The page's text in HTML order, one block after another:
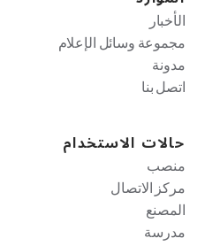
الأخبار
مجموعة وسائل الإعلام
مدونة
اتصل بنا
حالات الاستخدام
منصب
مركز الاتصال
المصنع
مدرسة